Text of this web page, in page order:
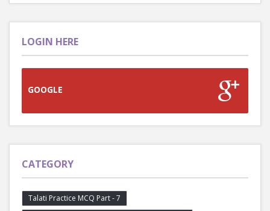
LOGIN HERE
GOOGLE
CATEGORY
Talati Practice MCQ Part - 7